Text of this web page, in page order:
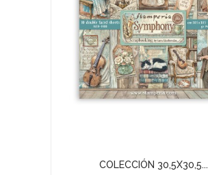
COLECCIÓN 30,5X30,5...